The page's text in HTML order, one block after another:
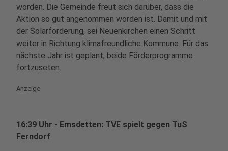
worden. Die Gemeinde freut sich darüber, dass die
Aktion so gut angenommen worden ist. Damit und mit
der Solarförderung, sei Neuenkirchen einen Schritt
weiter in Richtung klimafreundliche Kommune. Für das
nächste Jahr ist geplant, beide Förderprogramme
fortzuseten.
Anzeige
16:39 Uhr - Emsdetten: TVE spielt gegen TuS
Ferndorf